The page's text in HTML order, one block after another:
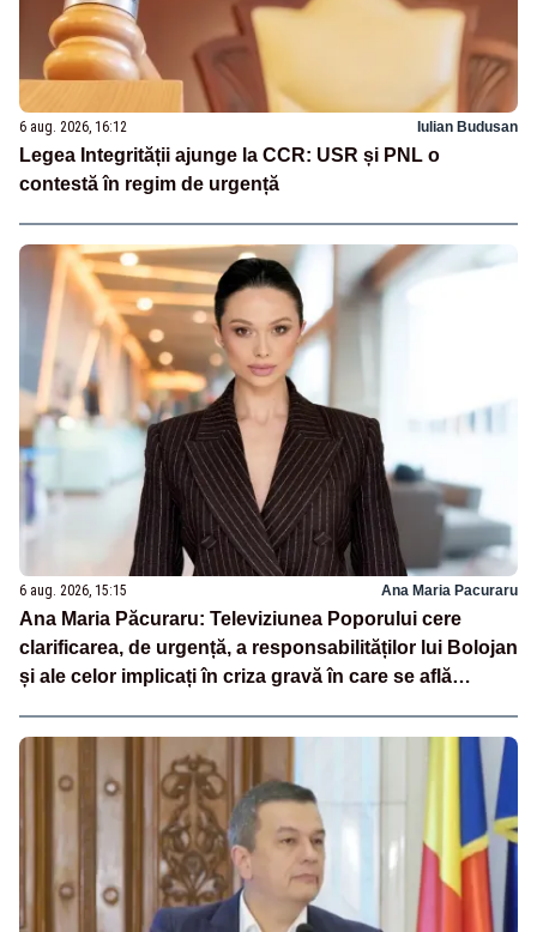
6 aug. 2026, 16:12 Iulian Budusan
Legea Integrității ajunge la CCR: USR și PNL o
contestă în regim de urgență
6 aug. 2026, 15:15 Ana Maria Pacuraru
Ana Maria Păcuraru: Televiziunea Poporului cere
clarificarea, de urgență, a responsabilităților lui Bolojan
și ale celor implicați în criza gravă în care se află